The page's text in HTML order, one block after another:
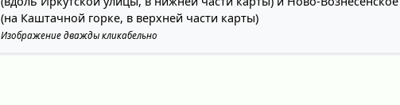
(на Каштачной горке, в верхней части карты)
Изображение дважды кликабельно